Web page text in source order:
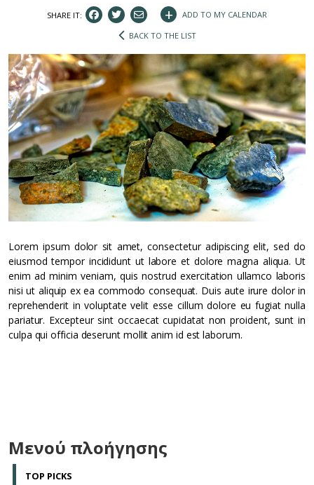
SHARE IT: +
ADD TO MY CALENDAR
BACK TO THE LIST
Lorem ipsum dolor sit amet, consectetur adipiscing elit, sed do
eiusmod tempor incididunt ut labore et dolore magna aliqua. Ut
enim ad minim veniam, quis nostrud exercitation ullamco laboris
nisi ut aliquip ex ea commodo consequat. Duis aute irure dolor in
reprehenderit in voluptate velit esse cillum dolore eu fugiat nulla
pariatur. Excepteur sint occaecat cupidatat non proident, sunt in
culpa qui officia deserunt mollit anim id est laborum.
Μενού πλοήγησης
TOP PICKS